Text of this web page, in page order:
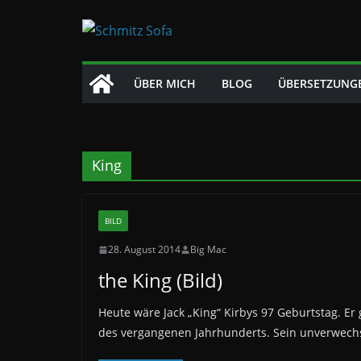
ÜBER MICH BLOG
King
BILD
28. August 2014 Big Mac
the King (Bild)
Heute wäre Jack „King“ Kirbys 97 Geburtstag.
des vergangenen Jahrhunderts. Sein